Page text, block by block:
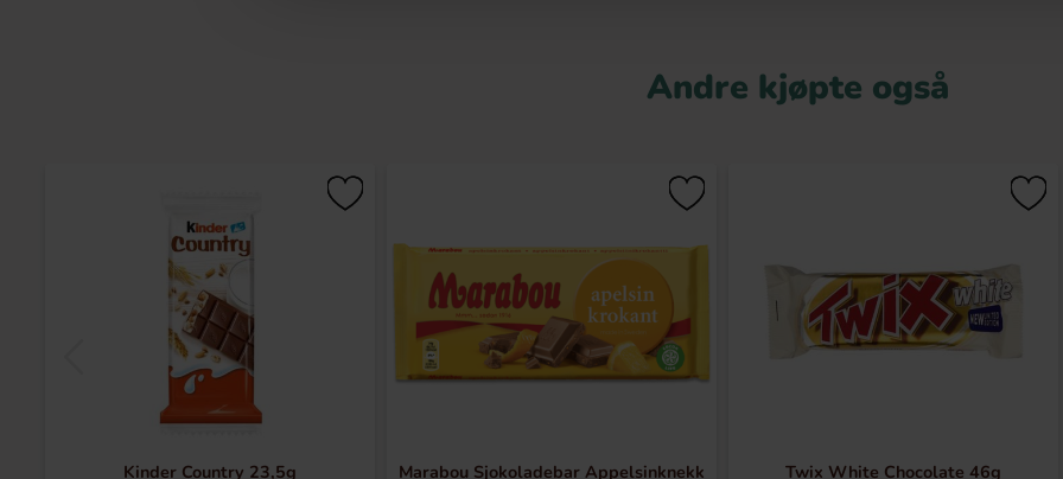
Andre kjøpte også
Kinder Country 23,5g
Marabou Sjokoladebar Appelsinknekk
Twix White Chocolate 46g